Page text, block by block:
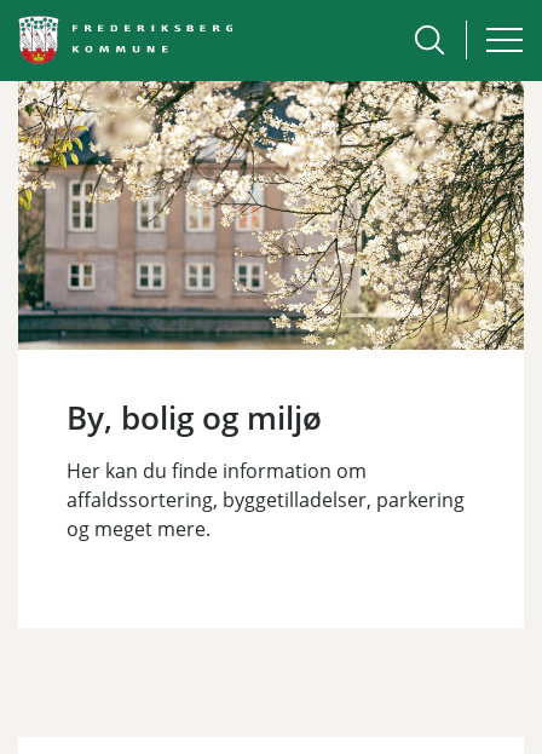
By, bolig og miljø
Her kan du finde information om
affaldssortering, byggetilladelser, parkering
og meget mere.